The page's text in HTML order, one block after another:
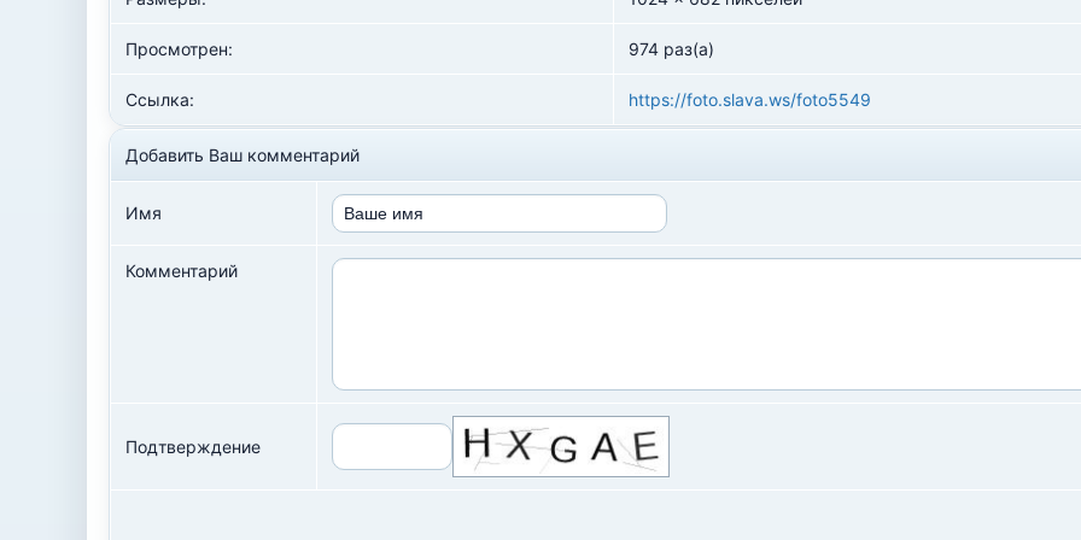
Просмотрен: 974 раз(а)
Ссылка: https://foto.slava.ws/foto5549
Добавить Ваш комментарий
Имя
Комментарий
Подтверждение